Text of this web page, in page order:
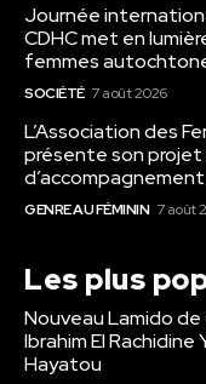
Journée
CDHC met en
femmes
SOCIÉTÉ 7 août 2026
L’Association des
présente son
GENRE AU FÉMININ 7 août
Les plus
Nouveau Lamido
Ibrahim El
Hayatou